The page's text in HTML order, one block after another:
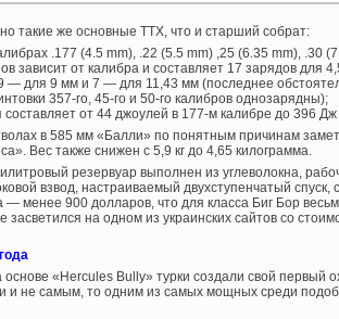
такие же основные ТТХ, что и старший собрат:
.177 (4.5 mm), .22 (5.5 mm) ,25 (6.35 mm), .30
зависит от калибра и составляет 17 зарядов
для 9 мм и 7 — для 11,43 мм (последнее
357-го, 45-го и 50-го калибров однозарядны);
от 44 джоулей в 177-м калибре до 396
в 585 мм «Балли» по понятным причинам
Вес также снижен с 5,9 кг до 4,65 килограмма.
резервуар выполнен из углеволокна,
взвод, настраиваемый двухступенчатый
— менее 900 долларов, что для класса Биг Бор
засветился на одном из украинских сайтов со
«Hercules Bully» турки создали свой первый
и не самым, то одним из самых мощных среди